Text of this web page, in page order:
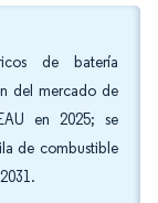
de batería
del mercado de
en 2025; se
de combustible